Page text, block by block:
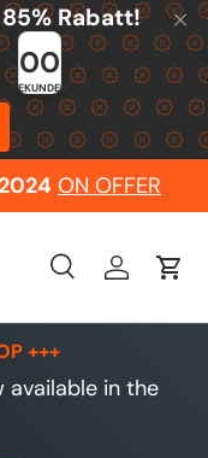
Rabatt!
00
SEKUNDEN
ON OFFER
SearchLog inCart
+++
in the